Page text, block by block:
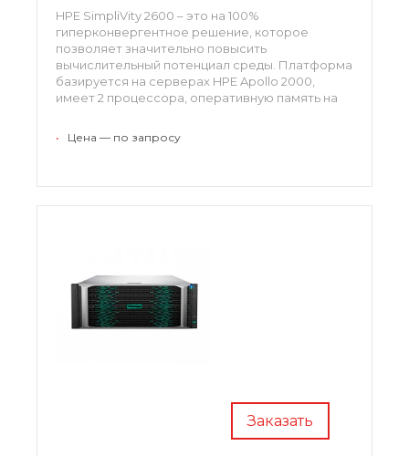
HPE SimpliVity 2600 – это на 100%
гиперконвергентное решение, которое
позволяет значительно повысить
вычислительный потенциал среды. Платформа
базируется на серверах HPE Apollo 2000,
имеет 2 процессора, оперативную память на
высочайшую плотность установки и
• Цена — по запросу
Заказать